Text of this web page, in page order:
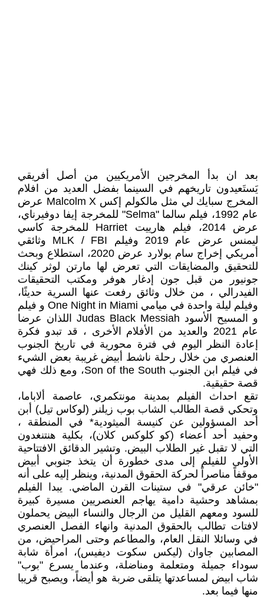
بعد ان بدأ المخرجين الأمريكيين من أصل أفريقي
يَستَعيدون تاريخهم في السينما بفضل العديد من افلام
المخرج سبايك لي مثل مالكولم إكس Malcolm X عرض
عام 1992، فيلم سالما "Selma" للمخرجة إيفا دوفيرناي،
عرض 2014، فيلم هارييت Harriet للمخرجة كاسي
ليمنس عرض عام 2019 وفيلم MLK / FBI وثائقي
أمريكي إخراج سام بولارد عرض 2020، استطلاع وبحث
للتحقيق والمضايقات التي تعرض لها مارتن لوثر كينك
جونيور من قبل جون إدغار هوفر ومكتب التحقيقات
الفيدرالي ، من خلال وثائق رفعت عنها السرية حديثًا،
وفيلم ليلة واحدة في ميامي One Night in Miami و فيلم
و المسيح الأسود Judas Black Messiah اللذان عرضا
عام 2021 والعديد من الأفلام الأخرى ، قد تبدو فكرة
إعادة النظر اليوم في فترة محورية في تاريخ الجنوب
العنصري من خلال رحلة ناشط أبيض غريبة بعض الشيء
في فيلم ابن الجنوب Son of the South، ومع ذلك فهي
قصة حقيقية.
تقع احداث الفيلم بمدينة مونتكمري، عاصمة ألاباما،
وتحكي قصة الطالب الشاب بوب زيلنر (لوكاس تيل) أبن
أحد المسؤولين عن كنيسة الميثودية* في المنطقة ،
وحفيد أحد أعضاء (كو كلوكس كلان)، بكلية هنتنغدون
التي لا تقبل غير الطلاب البيض. وتشير الدقائق الافتتاحية
الأولى للفيلم إلى مدى خطورة أن يتخذ جنوبي أبيض
موقفاً مناصراً لحركة الحقوق المدنية، وينظر إليه على أنه
"خائن عرقي" في ستينات القرن الماضي. يبدا الفيلم
بمشاهد وحشية دامية يهاجم العنصريين مسيرة كبيرة
للسود ومعهم القليل من الرجال والنساء البيض يحملون
لافتات تطالب بالحقوق المدنية وانهاء الفصل العنصري
في وسائلا النقل العام، والمطاعم وحتى المراحيض، من
المصابين جاوان (ليكس سكوت ديفيس)، امرأة شابة
سوداء جميلة ومتعلمة ومناضلة، وعندما يسرع "بوب"
شاب ابيض لمساعدتها يتلقى ضربة هو أيضاً، ويصبح قريبا
منها فيما بعد.